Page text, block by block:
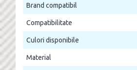
Brand compatibil
Compatibilitate
Culori disponibile
Material